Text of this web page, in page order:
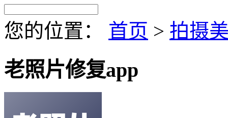
您的位置： 首页 > 拍摄
老照片修复app